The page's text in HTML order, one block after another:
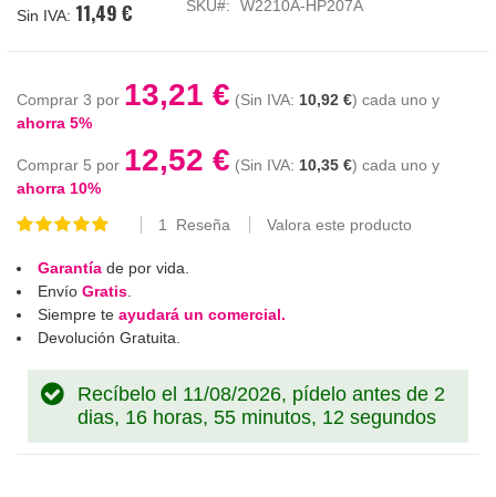
la
11,49 €
SKU
W2210A-HP207A
Comprar 3 por 13,21 € 10,92 € cada uno y
ahorra 5%
Comprar 5 por 12,52 € 10,35 € cada uno y
ahorra 10%
Valoración:
1 Reseña Valora este producto
Garantía de por vida.
Envío Gratis
Siempre te ayudará un comercial.
Devolución Gratuita.
Recíbelo el 11/08/2026, pídelo antes de 2
dias, 16 horas, 55 minutos, 12 segundos